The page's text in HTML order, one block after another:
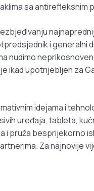
sa antirefleksnim
i generalni
nudimo
ikad upotrijebljen za
idejama i
uređaja, tableta,
i pruža besprijekorno
Za najnovije